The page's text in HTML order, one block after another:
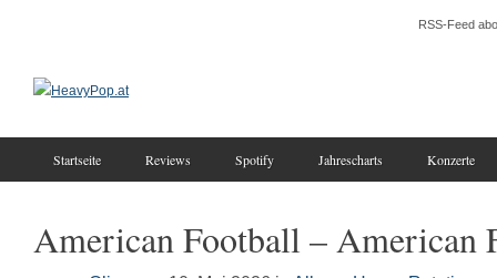
RSS-Feed
Startseite Reviews Spotify Jahrescharts Konzerte
American Football – American